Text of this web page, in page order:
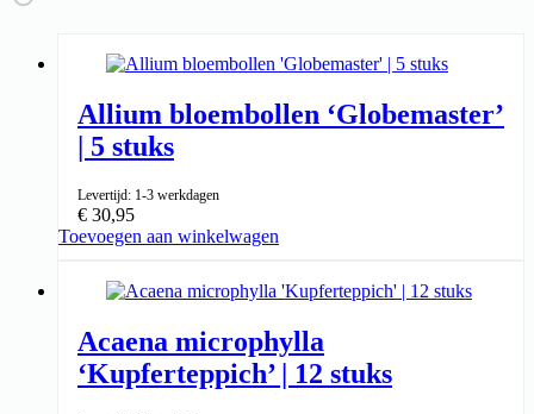
Allium bloembollen ‘Globemaster’
| 5 stuks
↑ 70-100cm
Levertijd: 1-3 werkdagen
€ 30,95
Toevoegen aan winkelwagen
Acaena microphylla
‘Kupferteppich’ | 12 stuks